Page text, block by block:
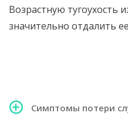
Возрастную тугоухость
значительно отдалить
Симптомы потери